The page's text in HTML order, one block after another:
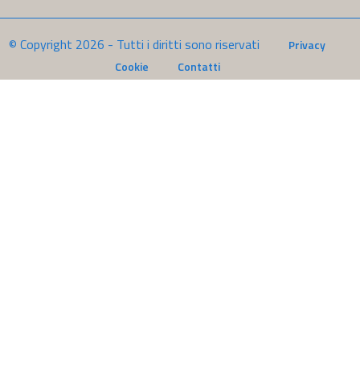
© Copyright 2026 - Tutti i diritti sono riservati
Privacy
Cookie
Contatti